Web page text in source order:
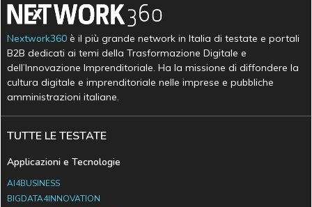
Nextwork360 è il più grande network in Italia di testate e portali
B2B dedicati ai temi della Trasformazione Digitale e
dell’Innovazione Imprenditoriale. Ha la missione di diffondere la
cultura digitale e imprenditoriale nelle imprese e pubbliche
amministrazioni italiane.
TUTTE LE TESTATE
Applicazioni e Tecnologie
AI4BUSINESS
BIGDATA4INNOVATION